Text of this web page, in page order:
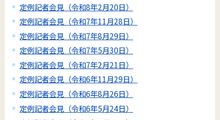
定例記者会見（令和8年2月20日）
定例記者会見（令和7年11月28日）
定例記者会見（令和7年8月29日）
定例記者会見（令和7年5月30日）
定例記者会見（令和7年2月21日）
定例記者会見（令和6年11月29日）
定例記者会見（令和6年8月26日）
定例記者会見（令和6年5月24日）